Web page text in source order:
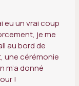
eu un vrai coup
je me
au bord de
une cérémonie
m’a donné
!